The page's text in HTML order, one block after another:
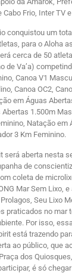
Frio, Inter TV
conquistou um
para o Aloha
cerca de 50
de Va’a)
Canoa V1
Canoa OC2,
em Águas
1.500m
Natação em
3 Km Feminino.
será aberta nesta
de
coleta de
Mar Sem Lixo, e
Seu Lixo
praticados no mar
Por isso,
está trazendo
ao público, que
dos
é só